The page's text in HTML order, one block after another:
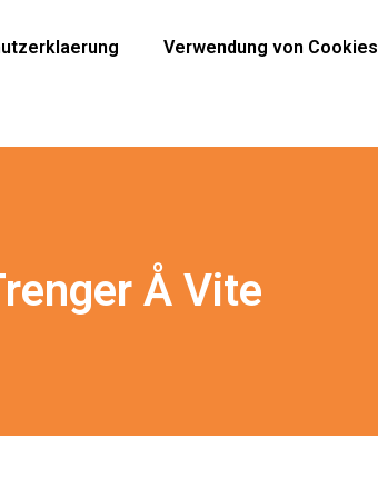
Verwendung von Cookies
Å Vite